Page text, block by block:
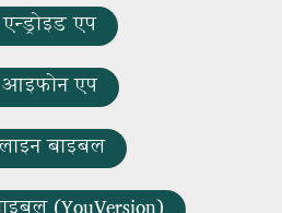
एन्ड्रोइड एप
आइफोन एप
बाइबल